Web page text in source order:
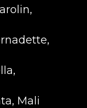
Mali